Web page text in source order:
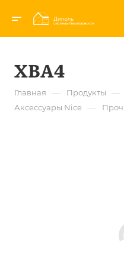
XBA4
Главная — Продукты —
Аксессуары Nice —